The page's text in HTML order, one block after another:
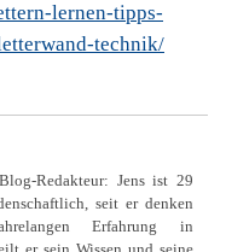
lernen-tipps-
technik/
Redakteur: Jens ist 29
seit er denken
Erfahrung in